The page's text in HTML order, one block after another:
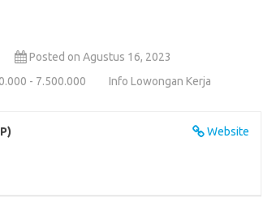
Posted on Agustus 16, 2023
- 7.500.000 Info Lowongan Kerja
Website